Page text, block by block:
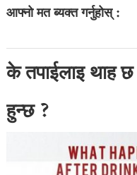
आफ्नो मत ब्यक्त गर्नुहोस् :
के तपाईलाइ थाह
हुन्छ ?